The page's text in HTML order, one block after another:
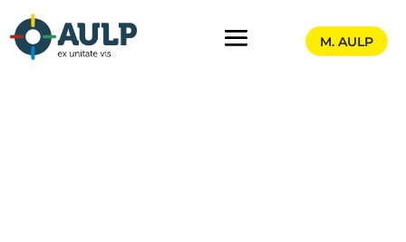
M. AULP